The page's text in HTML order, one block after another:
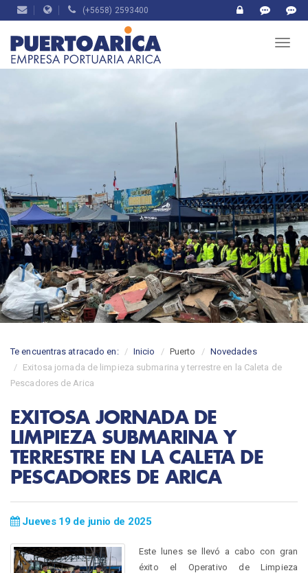
(+5658) 2593400
Te encuentras atracado en: Inicio Puerto
Novedades
Exitosa jornada de limpieza submarina y terrestre en la Caleta de
Pescadores de Arica
EXITOSA JORNADA DE
LIMPIEZA SUBMARINA Y
TERRESTRE EN LA CALETA DE
PESCADORES DE ARICA
Jueves 19 de junio de 2025
Este lunes se llevó a cabo con gran
éxito el Operativo de Limpieza